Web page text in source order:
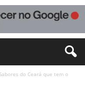
do Ceará que tem o